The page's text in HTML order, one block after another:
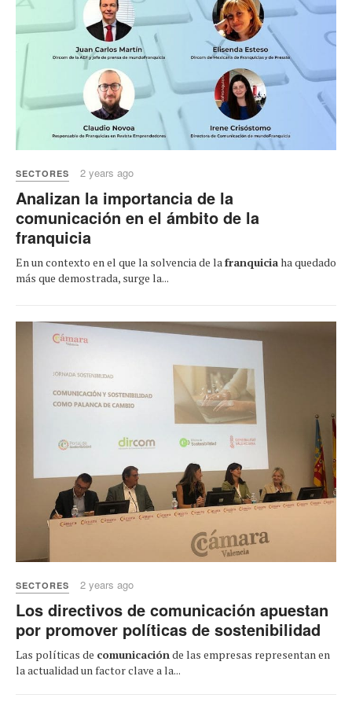
SECTORES 2 years ago
Analizan la importancia de la
comunicación en el ámbito de la
franquicia
En un contexto en el que la solvencia de la franquiciaha quedado
más que demostrada, surge la...
SECTORES 2 years ago
Los directivos de comunicación apuestan
por promover políticas de sostenibilidad
Las políticas de comunicaciónde las empresas representan en
la actualidad un factor clave a la...